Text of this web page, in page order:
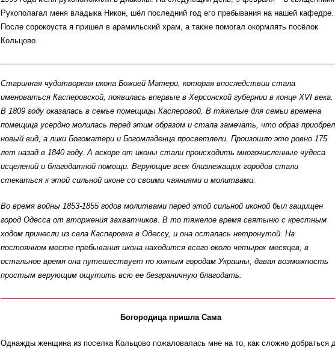
Рукополагал меня владыка Никон, шёл последний год его пребывания на нашей кафедре.
После сорокоуста я пришел в арамильский храм, а также помогал окормлять посёлок
Кольцово.
Старинная чудотворная икона Божией Матери, которая впоследствии стала
именоваться Касперовской, появилась впервые в Херсонской губернии в конце XVI века.
В 1809 году оказалась в семье помещицы Касперовой. В тяжелые для семьи времена
помещица усердно молилась перед этим образом и стала замечать, что образ приобрел
новый вид, а лики Богоматери и Богомладенца просветлели. Произошло это ровно 175
лет назад в 1840 году. А вскоре от иконы стали происходить многочисленные чудеса
исцелений и благодатной помощи. Верующие всех близлежащих городов стали
стекаться к этой сильной иконе со своими чаяниями и молитвами.
Во время войны 1853-1855 годов молитвами перед этой сильной иконой был защищен
город Одесса от вторжения захватчиков. В то тяжелое время святыню с крестным
ходом принесли из села Касперовка в Одессу, и она осталась нетронутой. На
постоянном месте пребывания икона находится всего около четырех месяцев, в
остальное время она путешествует по южным городам Украины, давая возможность
простым верующим ощутить всю ее безграничную благодать.
Богородица пришла Сама
Однажды женщина из поселка Кольцово пожаловалась мне на то, как сложно добраться